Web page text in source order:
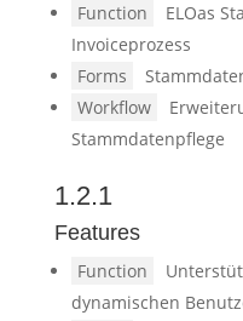
Function
ELOas
Invoiceprozess
Forms
Workflow
Stammdatenpflege
1.2.1
Features
Function
dynamischen